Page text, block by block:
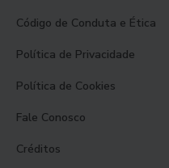
Código de Conduta e Ética
Política de Privacidade
Política de Cookies
Fale Conosco
Créditos